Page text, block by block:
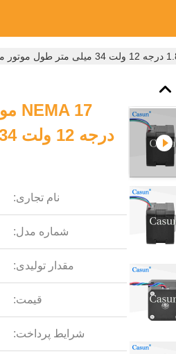
نام تجاری:
شماره مدل:
مقدار تولیدی:
قیمت:
شرایط پرداخت: